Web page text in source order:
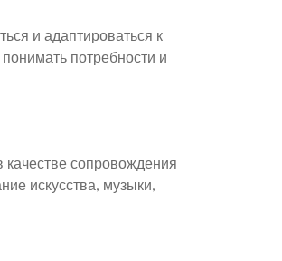
и адаптироваться к
потребности и
сопровождения
искусства, музыки,